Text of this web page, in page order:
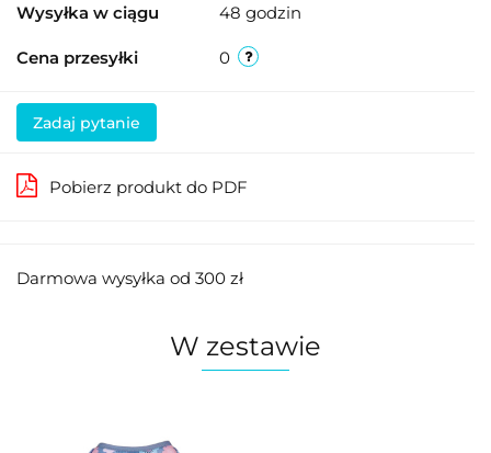
Wysyłka w ciągu 48 godzin
Cena przesyłki 0
Zadaj pytanie
Pobierz produkt do PDF
Darmowa wysyłka od 300 zł
W zestawie